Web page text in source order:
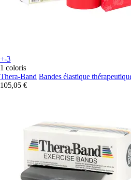
+-3
1 coloris
Thera-Band Bandes élastique
105,05 €